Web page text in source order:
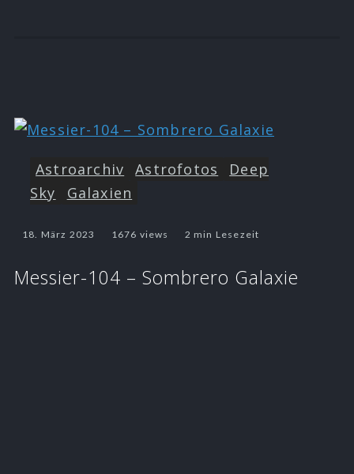
Astroarchiv Astrofotos
Deep
Sky
Galaxien
18. März 2023 1676 views 2 min Lesezeit
Messier-104 – Sombrero Galaxie